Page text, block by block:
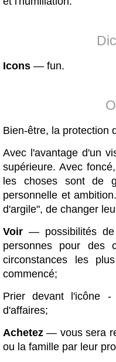
Icons — fun.
Bien-être, la protection
Avec l'avantage d'un
supérieure. Avec
les choses sont de
personnelle et
d'argile", de changer
Voir — possibilités de
personnes pour des
circonstances les
commencé;
Prier devant l'icône
d'affaires;
Achetez — vous sera
ou la famille par leur